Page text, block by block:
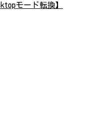
モード転換】